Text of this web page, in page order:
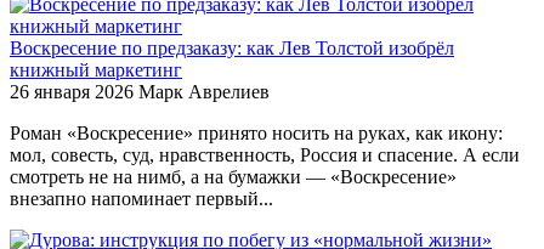
Воскресение по предзаказу: как Лев Толстой изобрёл
книжный маркетинг
26 января 2026 Марк Аврелиев
Роман «Воскресение» принято носить на руках, как икону:
мол, совесть, суд, нравственность, Россия и спасение. А если
смотреть не на нимб, а на бумажки — «Воскресение»
внезапно напоминает первый...